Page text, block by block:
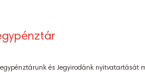
és Jegyirodánk nyitvatartását